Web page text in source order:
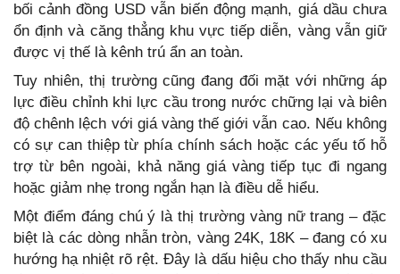
bối cảnh đồng USD vẫn biến động mạnh, giá dầu chưa
ổn định và căng thẳng khu vực tiếp diễn, vàng vẫn giữ
được vị thế là kênh trú ẩn an toàn.
Tuy nhiên, thị trường cũng đang đối mặt với những áp
lực điều chỉnh khi lực cầu trong nước chững lại và biên
độ chênh lệch với giá vàng thế giới vẫn cao. Nếu không
có sự can thiệp từ phía chính sách hoặc các yếu tố hỗ
trợ từ bên ngoài, khả năng giá vàng tiếp tục đi ngang
hoặc giảm nhẹ trong ngắn hạn là điều dễ hiểu.
Một điểm đáng chú ý là thị trường vàng nữ trang – đặc
biệt là các dòng nhẫn tròn, vàng 24K, 18K – đang có xu
hướng hạ nhiệt rõ rệt. Đây là dấu hiệu cho thấy nhu cầu